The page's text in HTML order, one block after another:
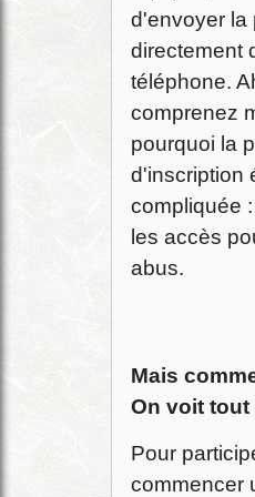
d'envoyer la
directement
téléphone.
comprenez
pourquoi la
d'inscription
compliquée
les accès
abus.
Mais
On voit tout
Pour
commencer